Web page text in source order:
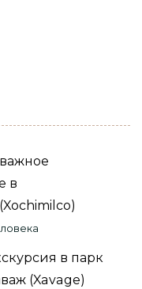
в
в парк
(Xavage)